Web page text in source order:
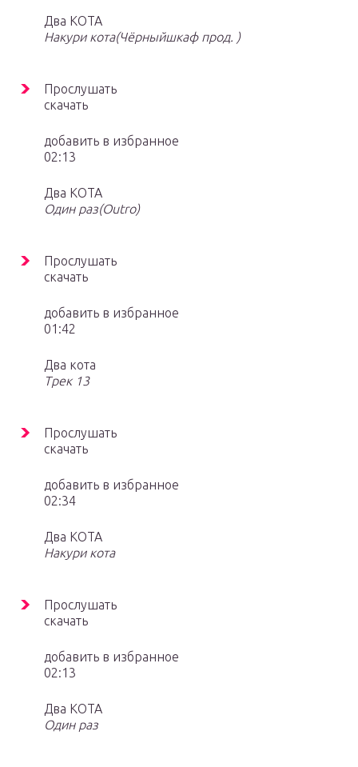
Два КОТА
Накури кота(Чёрныйшкаф прод. )
Прослушать
скачать
добавить в избранное
02:13
Два КОТА
Один раз(Outro)
Прослушать
скачать
добавить в избранное
01:42
Два кота
Трек 13
Прослушать
скачать
добавить в избранное
02:34
Два КОТА
Накури кота
Прослушать
скачать
добавить в избранное
02:13
Два КОТА
Один раз